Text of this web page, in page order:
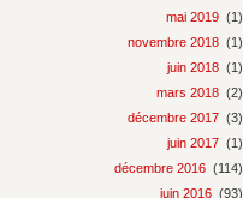
mai 2019 (1)
novembre 2018 (1)
juin 2018 (1)
mars 2018 (2)
décembre 2017 (3)
juin 2017 (1)
décembre 2016 (114)
juin 2016 (93)